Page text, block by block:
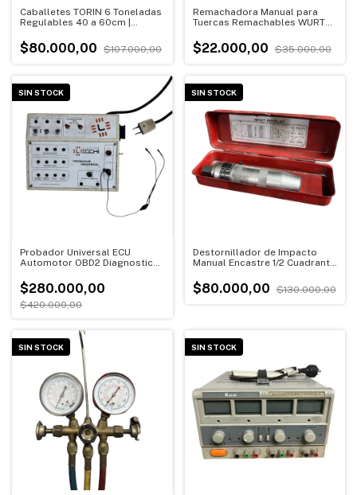
Caballetes TORIN 6 Toneladas
Regulables 40 a 60cm |
$80.000,00 $107.000,00
Remachadora Manual para
Tuercas Remachables WURTH |
$22.000,00 $35.000,00
SIN STOCK
Probador Universal ECU
Automotor OBD2 Diagnostico
(Usado)
$280.000,00
$420.000,00
SIN STOCK
Destornillador de Impacto
Manual Encastre 1/2 Cuadrante
$80.000,00 $130.000,00
SIN STOCK SIN STOCK